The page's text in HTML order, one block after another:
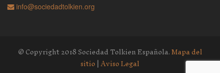
info@sociedadtolkien.org
© Copyright 2018 Sociedad Tolkien Española.Mapa del
sitio|Aviso Legal